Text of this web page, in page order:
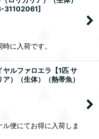
31102061]
に入荷です。
ヤルファロエラ【1匹 サ
）（生体）（熱帯魚）
便にてお得に入荷しま